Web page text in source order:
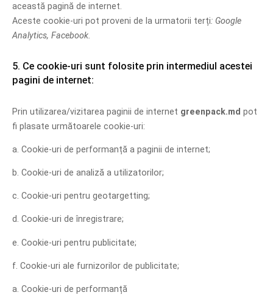
această pagină de internet.
Aceste cookie-uri pot proveni de la urmatorii terți: Google
Analytics, Facebook.
5. Ce cookie-uri sunt folosite prin intermediul acestei
pagini de internet:
Prin utilizarea/vizitarea paginii de internet greenpack.md pot
fi plasate următoarele cookie-uri:
a. Cookie-uri de performanță a paginii de internet;
b. Cookie-uri de analiză a utilizatorilor;
c. Cookie-uri pentru geotargetting;
d. Cookie-uri de înregistrare;
e. Cookie-uri pentru publicitate;
f. Cookie-uri ale furnizorilor de publicitate;
a. Cookie-uri de performanță